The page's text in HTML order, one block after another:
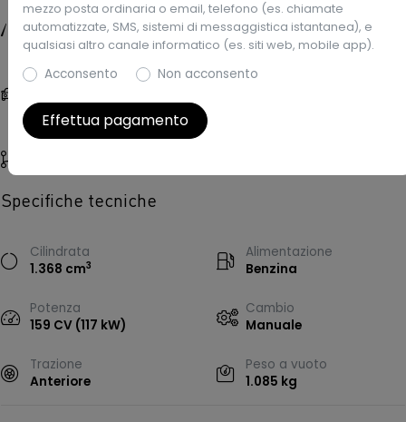
Chilometri
110.000 km
Garanzia
Renew Gold
Carrozzeria
posti
Colore esterno
Specifiche tecniche
Cilindrata
1.368 cm3
Alimentazione
Benzina
Potenza
159 CV (117 kW)
Cambio
Manuale
Trazione
Anteriore
Peso a vuoto
1.085 kg
mezzo posta ordinaria o email, telefono (es. chiamate
automatizzate, SMS, sistemi di messaggistica istantanea), e
qualsiasi altro canale informatico (es. siti web, mobile app).
Acconsento Non acconsento
Effettua pagamento